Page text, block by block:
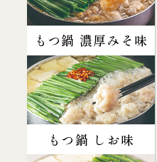
もつ鍋 濃厚みそ味
もつ鍋 しお味